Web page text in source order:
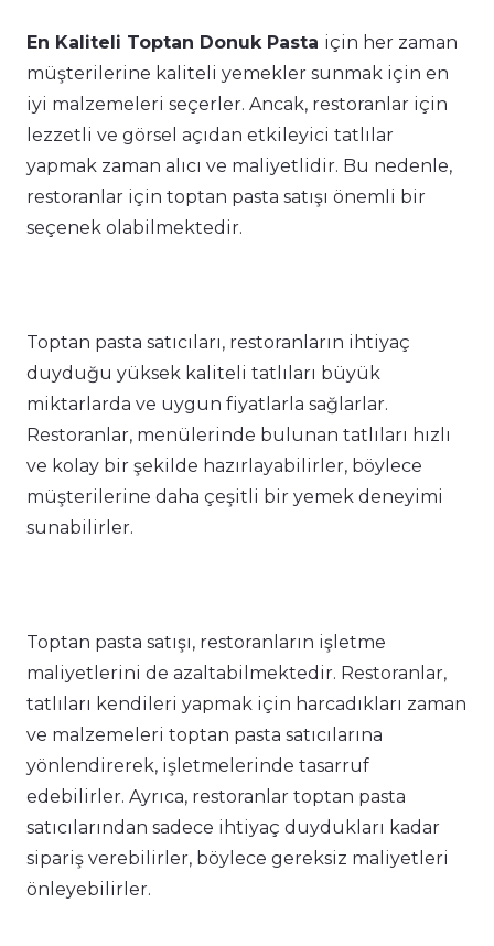
En Kaliteli Toptan Donuk Pasta için her zaman
müşterilerine kaliteli yemekler sunmak için en
iyi malzemeleri seçerler. Ancak, restoranlar için
lezzetli ve görsel açıdan etkileyici tatlılar
yapmak zaman alıcı ve maliyetlidir. Bu nedenle,
restoranlar için toptan pasta satışı önemli bir
seçenek olabilmektedir.
Toptan pasta satıcıları, restoranların ihtiyaç
duyduğu yüksek kaliteli tatlıları büyük
miktarlarda ve uygun fiyatlarla sağlarlar.
Restoranlar, menülerinde bulunan tatlıları hızlı
ve kolay bir şekilde hazırlayabilirler, böylece
müşterilerine daha çeşitli bir yemek deneyimi
sunabilirler.
Toptan pasta satışı, restoranların işletme
maliyetlerini de azaltabilmektedir. Restoranlar,
tatlıları kendileri yapmak için harcadıkları zaman
ve malzemeleri toptan pasta satıcılarına
yönlendirerek, işletmelerinde tasarruf
edebilirler. Ayrıca, restoranlar toptan pasta
satıcılarından sadece ihtiyaç duydukları kadar
sipariş verebilirler, böylece gereksiz maliyetleri
önleyebilirler.